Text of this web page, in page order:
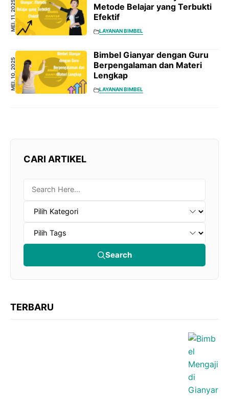
MEI. 11, 2025
Metode Belajar yang Terbukti
Efektif
LAYANAN BIMBEL
MEI. 10, 2025
Bimbel Gianyar dengan Guru
Berpengalaman dan Materi
Lengkap
LAYANAN BIMBEL
CARI ARTIKEL
Search
TERBARU